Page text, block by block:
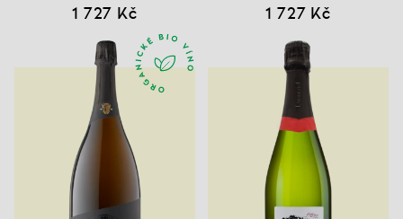
1 727 Kč 1 727 Kč